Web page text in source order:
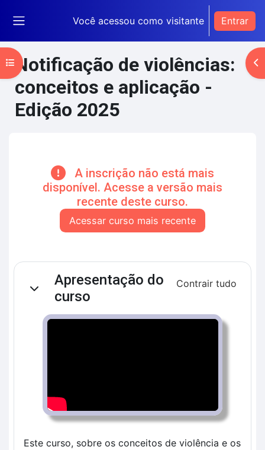
Você acessou como visitante Entrar
Notificação de violências:
conceitos e aplicação -
Edição 2025
A inscrição não está mais
disponível. Acesse a versão mais
recente deste curso.
Acessar curso mais recente
Abrir índice do curso
Contorno da seção
Contrair
Apresentação do
curso
Contrair tudo
Este curso, sobre os conceitos de violência e os